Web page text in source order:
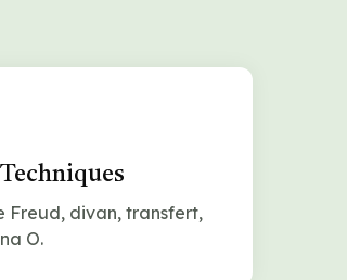
Freud, divan, transfert,
O.